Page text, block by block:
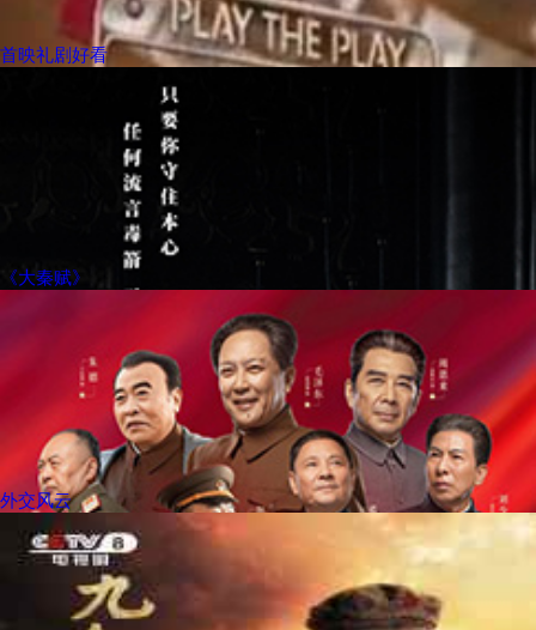
首映礼剧好看
《大秦赋》
外交风云